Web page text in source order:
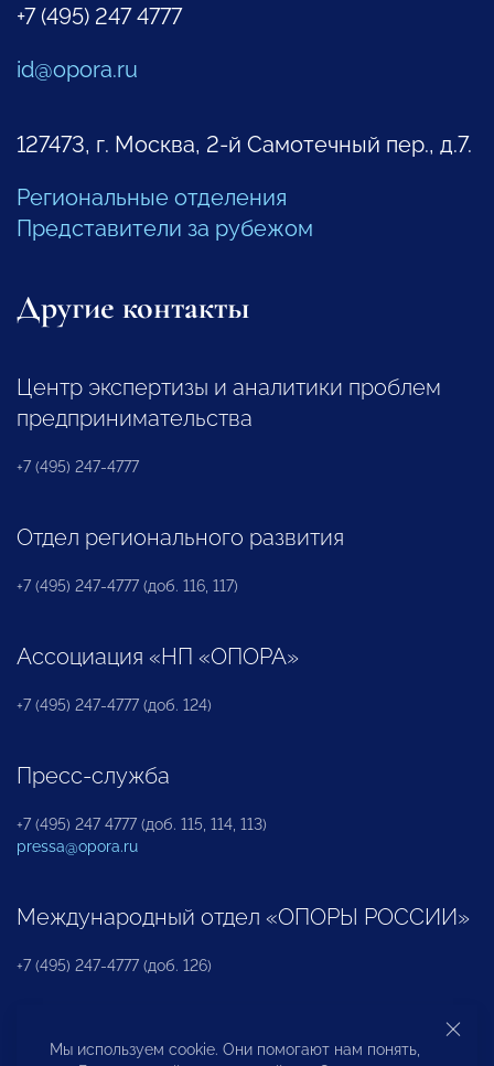
+7 (495) 247 4777
id@opora.ru
127473, г. Москва, 2-й Самотечный пер., д.7.
Региональные отделения
Представители за рубежом
Другие контакты
Центр экспертизы и аналитики проблем
предпринимательства
+7 (495) 247-4777
Отдел регионального развития
+7 (495) 247-4777 (доб. 116, 117)
Ассоциация «НП «ОПОРА»
+7 (495) 247-4777 (доб. 124)
Пресс-служба
+7 (495) 247 4777 (доб. 115, 114, 113)
pressa@opora.ru
Международный отдел «ОПОРЫ РОССИИ»
+7 (495) 247-4777 (доб. 126)
Бюро по защите прав предпринимателей и
Мы используем cookie. Они помогают нам понять,